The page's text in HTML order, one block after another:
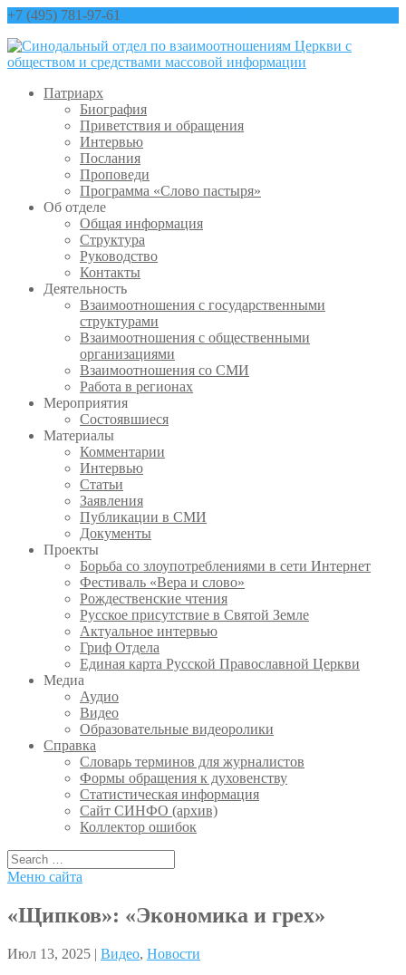
+7 (495) 781-97-61
Патриарх
Биография
Приветствия и обращения
Интервью
Послания
Проповеди
Программа «Слово пастыря»
Об отделе
Общая информация
Структура
Руководство
Контакты
Деятельность
Взаимоотношения с государственными
структурами
Взаимоотношения с общественными
организациями
Взаимоотношения со СМИ
Работа в регионах
Мероприятия
Состоявшиеся
Материалы
Комментарии
Интервью
Статьи
Заявления
Публикации в СМИ
Документы
Проекты
Борьба со злоупотреблениями в сети Интернет
Фестиваль «Вера и слово»
Рождественские чтения
Русское присутствие в Святой Земле
Актуальное интервью
Гриф Отдела
Единая карта Русской Православной Церкви
Медиа
Аудио
Видео
Образовательные видеоролики
Справка
Словарь терминов для журналистов
Формы обращения к духовенству
Статистическая информация
Сайт СИНФО (архив)
Коллектор ошибок
Меню сайта
«Щипков»: «Экономика и грех»
Июл 13, 2025 | Видео, Новости